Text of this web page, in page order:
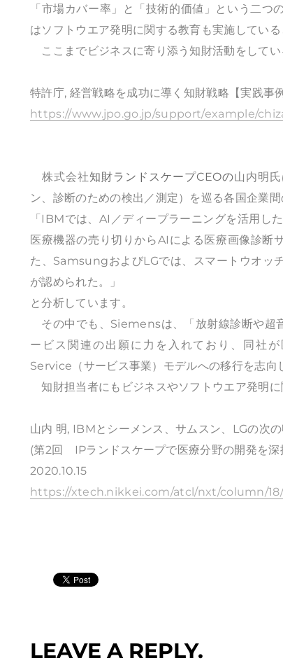
「市場カバー率」と「技術的価値」という二
はソフトウエア発明に関する教育も実施している
ここまでビジネスに寄り添う知財活動をしてい
特許庁, 経営戦略を成功に導く知財戦略【実践事
https://www.jpo.go.jp/support/example/
株式会社知財ランドスケープCEOの山内明
ン、診断のための検出／測定）を巡る各国企業
「IBMでは、AI／ディープラーニングを活用し
医療機器の売り切りからAIによる医療画像診断
た、SamsungおよびLGでは、スマートウオッ
が認められた。」
と分析しています。
その中でも、Siemensは、「放射線診断や超
ービス関連の出願に力を入れており、同社
Service（サービス事業）モデルへの移行を志向
知財担当者にもビジネスやソフトウエア発明に
山内 明, IBMとシーメンス、サムスン、LGの次
(第2回 IPランドスケープで医療分野の開発を深
2020.10.15
https://xtech.nikkei.com/atcl/nxt/column/
LEAVE A REPLY.